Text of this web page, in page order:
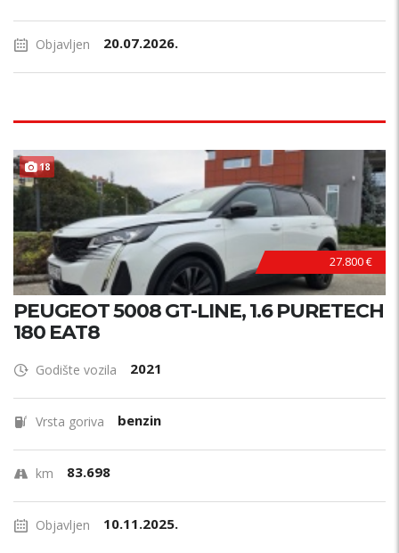
Objavljen 20.07.2026.
18 TOP STANJE !
27.800 €
PEUGEOT 5008 GT-LINE, 1.6 PURETECH
180 EAT8
Godište vozila 2021
Vrsta goriva benzin
km 83.698
Objavljen 10.11.2025.